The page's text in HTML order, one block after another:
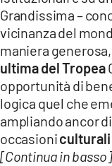
Grandissima –
vicinanza del
maniera
ultima del Tropea
opportunità di
logica quel che
ampliando ancor
occasioniculturali
[Continua in basso]